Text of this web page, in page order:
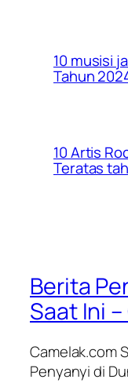
10 musisi
Tahun
10 Artis
Teratas
Berita
Saat Ini
Camelak.com
Penyanyi di